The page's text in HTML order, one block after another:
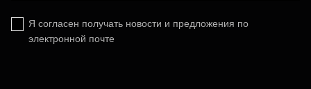
Я согласен получать новости и предложения по
электронной почте